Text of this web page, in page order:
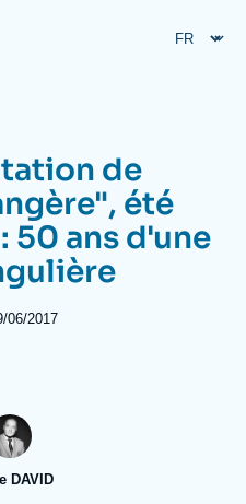
de
été
50 ans d'une
06/2017
DAVID